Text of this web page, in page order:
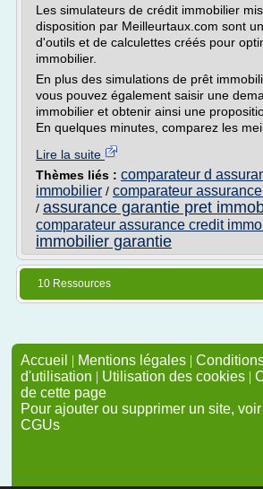
Les simulateurs de crédit immobilier
disposition par Meilleurtaux.com sont
d'outils et de calculettes créés pour
immobilier.
En plus des simulations de prêt
vous pouvez également saisir une
immobilier et obtenir ainsi une
En quelques minutes, comparez les
Lire la suite
Thèmes liés : comparateur d
immobilier / comparateur
/ assurance garantie pret
comparateur assurance credit
immobilier garantie
10 Ressources
Accueil | Mentions légales |
d'utilisation | Utilisation des cookies |
de cette page
Pour ajouter ou supprimer un site,
CGUs